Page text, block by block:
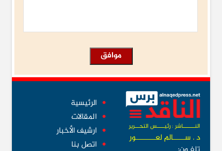
النــــــــاشر : رئيـــــس التحـــرير
د . ســــــالم لعــــــــــور
الرئيسية
المقالات
ارشيف الأخبار
اتصل بنا